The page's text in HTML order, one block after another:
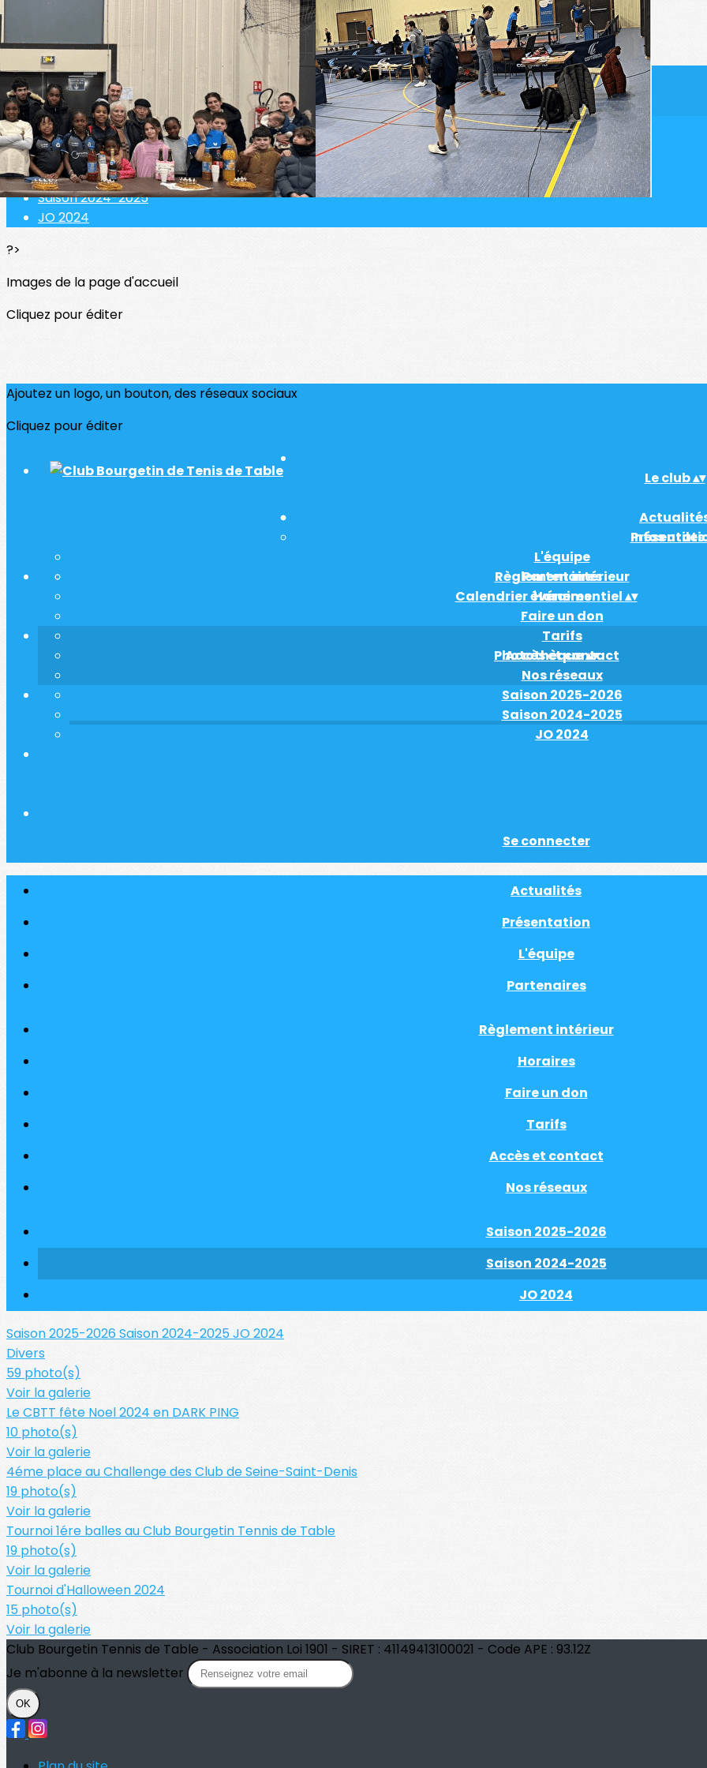
Exporter les lignes sélectionnées
Exporter toutes les colonnes
Exporter uniquement les colonnes affichées
Menu
<
>
Saison 2025-2026
Saison 2024-2025
JO 2024
?>
Images de la page d'accueil
Cliquez pour éditer
Ajoutez un logo, un bouton, des réseaux sociaux
Cliquez pour éditer
Le club▴▾
L'équipe
Partenaires
Infos utiles
Règlement intérieur
Horaires
Faire un don
Tarifs
Accès et contact
Nos réseaux
Calendrier événementiel▴▾
Photothèque▴▾
Saison 2025-2026
Saison 2024-2025
JO 2024
Se connecter
Actualités
Présentation
L'équipe
Partenaires
Règlement intérieur
Horaires
Faire un don
Tarifs
Accès et contact
Nos réseaux
Saison 2025-2026
Saison 2024-2025
JO 2024
Saison 2025-2026 Saison 2024-2025JO 2024
Divers
59 photo(s)
Voir la galerie
Le CBTT fête Noel 2024 en DARK PING
10 photo(s)
Voir la galerie
4éme place au Challenge des Club de Seine-Saint-Denis
19 photo(s)
Voir la galerie
Tournoi 1ére balles au Club Bourgetin Tennis de Table
19 photo(s)
Voir la galerie
Tournoi d'Halloween 2024
15 photo(s)
Voir la galerie
Club Bourgetin Tennis de Table - Association Loi 1901 - SIRET : 41149413100021 - Code APE : 93.12Z
Je m'abonne à la newsletter
OK